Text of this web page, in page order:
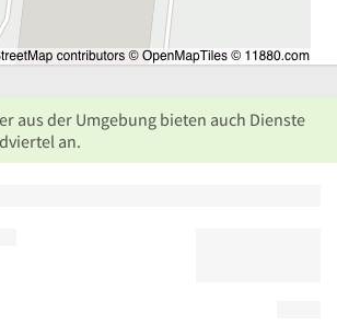
aus der Umgebung bieten auch Dienste
an.